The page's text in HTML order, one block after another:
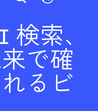
検索、
で確
るビ